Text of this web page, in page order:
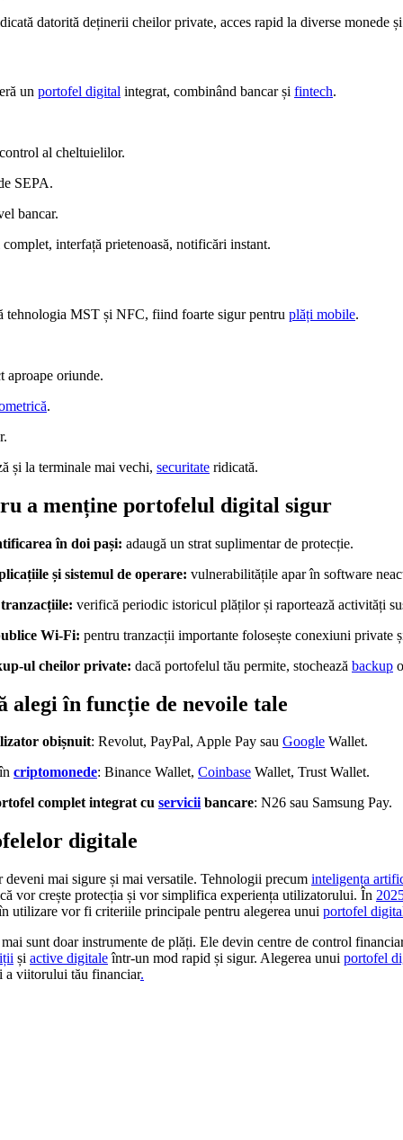
datorită deținerii cheilor private, acces rapid la diverse monede
un portofel digital integrat, combinând bancar și fintech.
al cheltuielilor.
SEPA.
bancar.
interfață prietenoasă, notificări instant.
tehnologia MST și NFC, fiind foarte sigur pentru plăți mobile.
aproape oriunde.
.
și la terminale mai vechi, securitate ridicată.
a menține portofelul digital sigur
în doi pași: adaugă un strat suplimentar de protecție.
și sistemul de operare: vulnerabilitățile apar în software
verifică periodic istoricul plăților și raportează activități
Wi-Fi: pentru tranzacții importante folosește conexiuni private
ul cheilor private: dacă portofelul tău permite, stochează backup
alegi în funcție de nevoile tale
obișnuit: Revolut, PayPal, Apple Pay sau Google Wallet.
criptomonede: Binance Wallet, Coinbase Wallet, Trust Wallet.
complet integrat cu serviciibancare: N26 sau Samsung Pay.
digitale
mai sigure și mai versatile. Tehnologii precum inteligența
vor crește protecția și vor simplifica experiența utilizatorului. În
utilizare vor fi criteriile principale pentru alegerea unui portofel
sunt doar instrumente de plăți. Ele devin centre de control
și active digitaleîntr-un mod rapid și sigur. Alegerea unui portofel
a viitorului tău financiar.